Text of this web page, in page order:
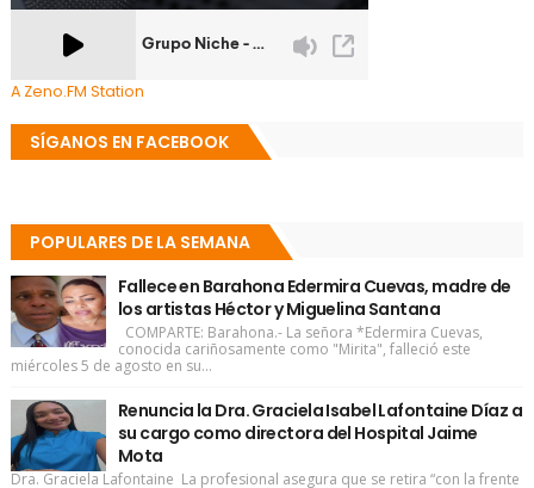
A Zeno.FM Station
SÍGANOS EN FACEBOOK
POPULARES DE LA SEMANA
Fallece en Barahona Edermira Cuevas, madre de
los artistas Héctor y Miguelina Santana
COMPARTE: Barahona.- La señora *Edermira Cuevas,
conocida cariñosamente como "Mirita", falleció este
miércoles 5 de agosto en su...
Renuncia la Dra. Graciela Isabel Lafontaine Díaz a
su cargo como directora del Hospital Jaime
Mota
Dra. Graciela Lafontaine La profesional asegura que se retira “con la frente